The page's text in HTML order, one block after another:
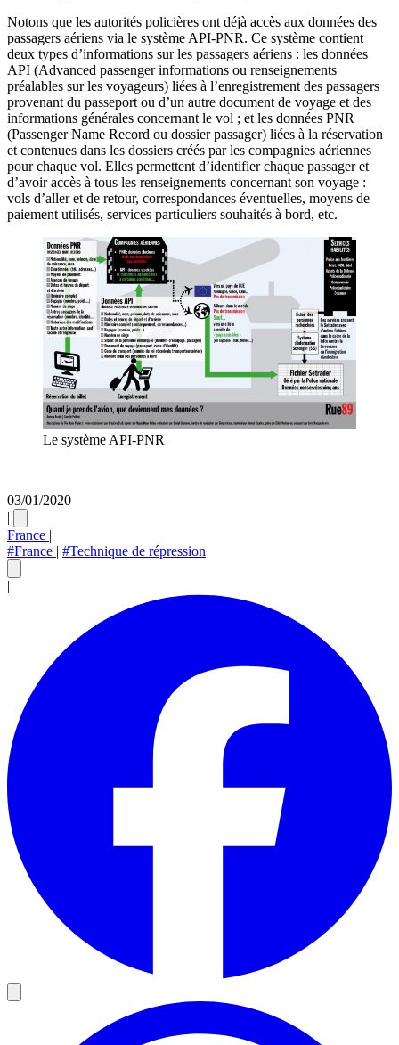
Notons que les autorités policières ont déjà accès aux données des
passagers aériens via le système API-PNR. Ce système contient
deux types d’informations sur les passagers aériens : les données
API (Advanced passenger informations ou renseignements
préalables sur les voyageurs) liées à l’enregistrement des passagers
provenant du passeport ou d’un autre document de voyage et des
informations générales concernant le vol ; et les données PNR
(Passenger Name Record ou dossier passager) liées à la réservation
et contenues dans les dossiers créés par les compagnies aériennes
pour chaque vol. Elles permettent d’identifier chaque passager et
d’avoir accès à tous les renseignements concernant son voyage :
vols d’aller et de retour, correspondances éventuelles, moyens de
paiement utilisés, services particuliers souhaités à bord, etc.
Le système API-PNR
03/01/2020
|
France |
#France | #Technique de répression
|